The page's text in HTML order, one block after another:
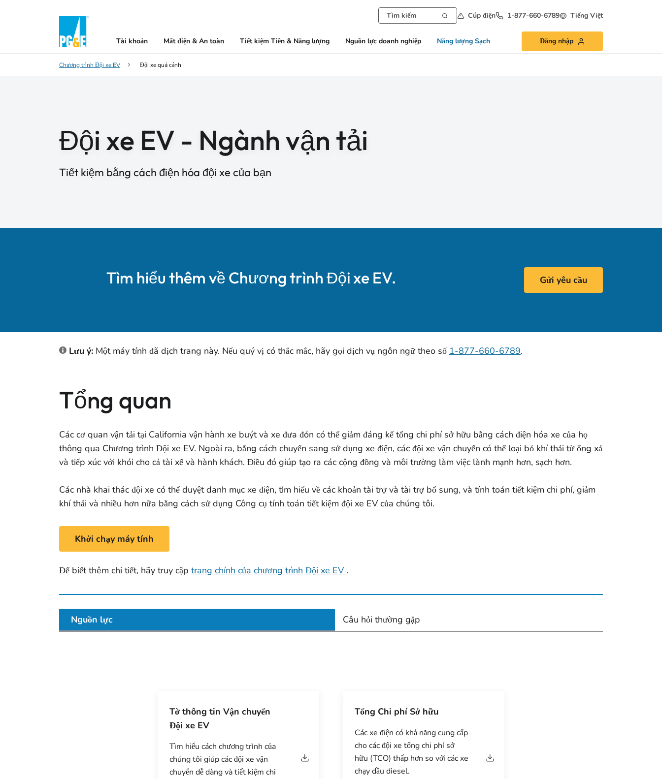
Cúp điện 1-877-660-6789 Tiếng Việt
Tài khoản Mất điện & An toàn Tiết kiệm Tiền & Năng lượng Nguồn lực doanh nghiệp Năng lượng Sạch Đăng nhập
Chương trình Đội xe EV Đội xe quá cảnh
Đội xe EV - Ngành vận tải
Tiết kiệm bằng cách điện hóa đội xe của bạn
Tìm hiểu thêm về Chương trình Đội xe EV. Gửi yêu cầu
Lưu ý: Một máy tính đã dịch trang này. Nếu quý vị có thắc mắc, hãy gọi dịch vụ ngôn ngữ theo số 1-877-660-6789.
Tổng quan
Các cơ quan vận tải tại California vận hành xe buýt và xe đưa đón có thể giảm đáng kể tổng chi phí sở hữu bằng cách điện hóa xe của họ
thông qua Chương trình Đội xe EV. Ngoài ra, bằng cách chuyển sang sử dụng xe điện, các đội xe vận chuyển có thể loại bỏ khí thải từ ống xả
và tiếp xúc với khói cho cả tài xế và hành khách. Điều đó giúp tạo ra các cộng đồng và môi trường làm việc lành mạnh hơn, sạch hơn.
Các nhà khai thác đội xe có thể duyệt danh mục xe điện, tìm hiểu về các khoản tài trợ và tài trợ bổ sung, và tính toán tiết kiệm chi phí, giảm
khí thải và nhiều hơn nữa bằng cách sử dụng Công cụ tính toán tiết kiệm đội xe EV của chúng tôi.
Khởi chạy máy tính
Để biết thêm chi tiết, hãy truy cập trang chính của chương trình Đội xe EV .
Nguồn lực Câu hỏi thường gặp
Tờ thông tin Vận chuyển
Đội xe EV
Tìm hiểu cách chương trình của
chúng tôi giúp các đội xe vận
chuyển dễ dàng và tiết kiệm chi
Tổng Chi phí Sở hữu
Các xe điện có khả năng cung cấp
cho các đội xe tổng chi phí sở
hữu (TCO) thấp hơn so với các xe
chạy dầu diesel.